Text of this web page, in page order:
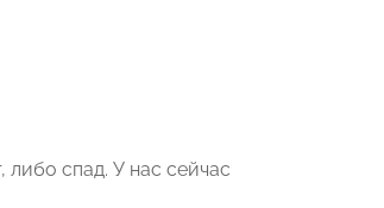
либо спад. У нас сейчас